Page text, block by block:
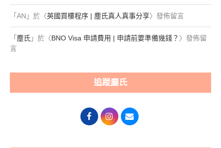
「 AN 」於〈英國買樓程序 | 塵氏真人真事分享〉發佈留言
「 塵氏 」於〈BNO Visa 申請費用 | 申請前要準備幾錢？ 〉發佈留
言
追蹤塵氏